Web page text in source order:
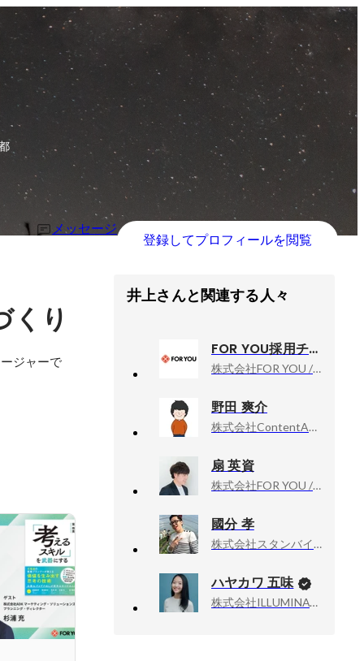
メッセージ
登録してプロフィールを閲覧
くり
ジャーで
井上さんと関連する人々
FOR YOU採用チーム
株式会社FOR YOU / FOR YOU Inc., 採用
野田 爽介
株式会社ContentAge, 代表取締役
扇 英資
株式会社FOR YOU / FOR YOU Inc., IP Produce Div. 執行役員
國分 孝
株式会社スタンバイ, クライアントサクセス部マネージャー
ハヤカワ 五味
株式会社ILLUMINATE, 代表取締役